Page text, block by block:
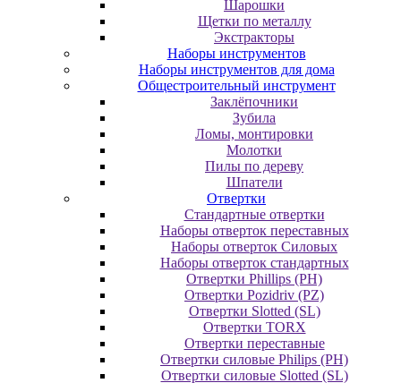
Шарошки
Щетки по металлу
Экcтpaктopы
Наборы инструментов
Наборы инструментов для дома
Общестроительный инструмент
Заклёпочники
Зубила
Ломы, монтировки
Молотки
Пилы по дереву
Шпатели
Отвертки
Cтандартные отвертки
Наборы отверток переставных
Наборы отверток Силовых
Наборы отверток стандартных
Отвертки Phillips (PH)
Отвертки Pozidriv (PZ)
Отвертки Slotted (SL)
Отвертки TORX
Отвертки переставные
Отвертки силовые Philips (PH)
Отвертки силовые Slotted (SL)